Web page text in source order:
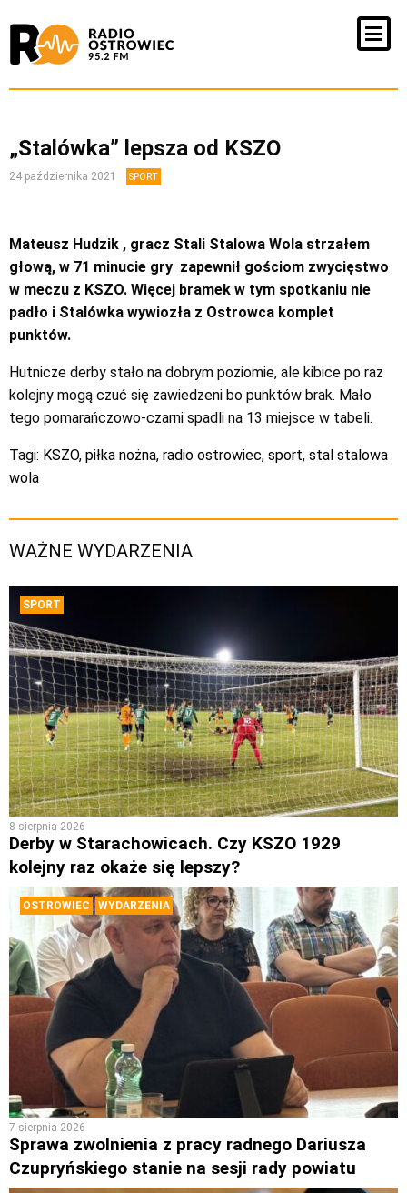
„Stalówka” lepsza od KSZO
24 października 2021 SPORT
Mateusz Hudzik , gracz Stali Stalowa Wola strzałem
głową, w 71 minucie gry zapewnił gościom zwycięstwo
w meczu z KSZO. Więcej bramek w tym spotkaniu nie
padło i Stalówka wywiozła z Ostrowca komplet
punktów.
Hutnicze derby stało na dobrym poziomie, ale kibice po raz
kolejny mogą czuć się zawiedzeni bo punktów brak. Mało
tego pomarańczowo-czarni spadli na 13 miejsce w tabeli.
Tagi: KSZO, piłka nożna, radio ostrowiec, sport, stal stalowa
wola
WAŻNE WYDARZENIA
SPORT
8 sierpnia 2026
Derby w Starachowicach. Czy KSZO 1929
kolejny raz okaże się lepszy?
OSTROWIEC WYDARZENIA
7 sierpnia 2026
Sprawa zwolnienia z pracy radnego Dariusza
Czupryńskiego stanie na sesji rady powiatu